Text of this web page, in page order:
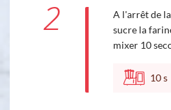
2
A l'arrêt de
sucre la
mixer 10
10s